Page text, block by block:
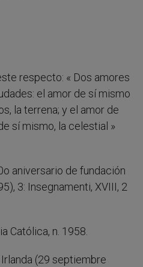
respecto: « Dos amores
el amor de sí mismo
la terrena; y el amor de
sí mismo, la celestial »
aniversario de fundación
3: Insegnamenti, XVIII, 2
Católica, n. 1958.
(29 septiembre